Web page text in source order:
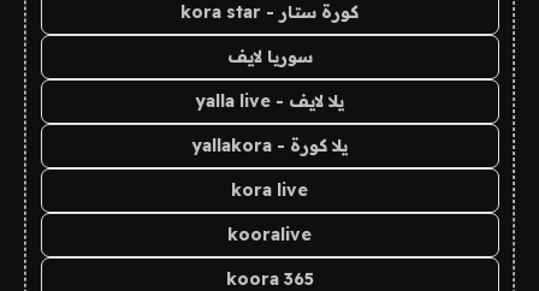
كورة ستار - kora star
سوريا لايف
يلا لايف - yalla live
يلا كورة - yallakora
kora live
kooralive
koora 365